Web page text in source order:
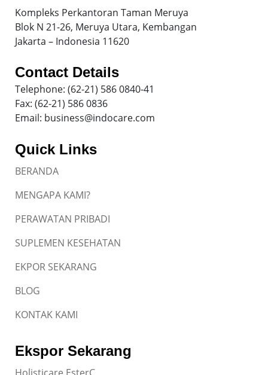
Kompleks Perkantoran Taman Meruya
Blok N 21-26, Meruya Utara, Kembangan
Jakarta – Indonesia 11620
Contact Details
Telephone: (62-21) 586 0840-41
Fax: (62-21) 586 0836
Email: business@indocare.com
Quick Links
BERANDA
MENGAPA KAMI?
PERAWATAN PRIBADI
SUPLEMEN KESEHATAN
EKPOR SEKARANG
BLOG
KONTAK KAMI
Ekspor Sekarang